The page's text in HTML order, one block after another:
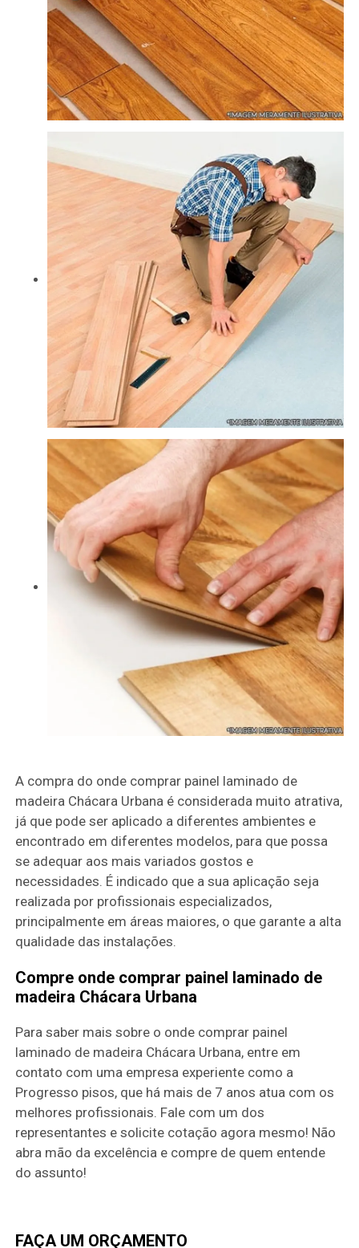
A compra do onde comprar painel laminado de
madeira Chácara Urbana é considerada muito atrativa,
já que pode ser aplicado a diferentes ambientes e
encontrado em diferentes modelos, para que possa
se adequar aos mais variados gostos e
necessidades. É indicado que a sua aplicação seja
realizada por profissionais especializados,
principalmente em áreas maiores, o que garante a alta
qualidade das instalações.
Compre onde comprar painel laminado de
madeira Chácara Urbana
Para saber mais sobre o onde comprar painel
laminado de madeira Chácara Urbana, entre em
contato com uma empresa experiente como a
Progresso pisos, que há mais de 7 anos atua com os
melhores profissionais. Fale com um dos
representantes e solicite cotação agora mesmo! Não
abra mão da excelência e compre de quem entende
do assunto!
FAÇA UM ORÇAMENTO